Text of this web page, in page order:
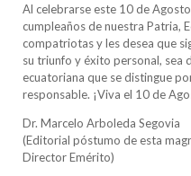
Al celebrarse este 10 de
cumpleaños de nuestra Patria,
compatriotas y les desea que
su triunfo y éxito personal, sea
ecuatoriana que se distingue
responsable. ¡Viva el 10 de
Dr. Marcelo Arboleda Segovia
(Editorial póstumo de esta
Director Emérito)